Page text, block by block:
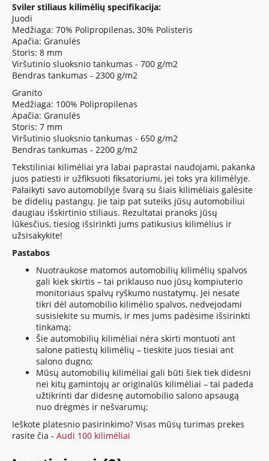
Sviler stiliaus kilimėlių specifikacija:
Juodi
Medžiaga: 70% Polipropilenas, 30% Polisteris
Apačia: Granulės
Storis: 8 mm
Viršutinio sluoksnio tankumas - 700 g/m2
Bendras tankumas - 2300 g/m2
Granito
Medžiaga: 100% Polipropilenas
Apačia: Granulės
Storis: 7 mm
Viršutinio sluoksnio tankumas - 650 g/m2
Bendras tankumas - 2200 g/m2
Tekstiliniai kilimėliai yra labai paprastai naudojami, pakanka
juos patiesti ir užfiksuoti fiksatoriumi, jei toks yra kilimėlyje.
Palaikyti savo automobilyje švarą su šiais kilimėliais galėsite
be didelių pastangų. Jie taip pat suteiks jūsų automobiliui
daugiau išskirtinio stiliaus. Rezultatai pranoks jūsų
lūkesčius, tiesiog išsirinkti jums patikusius kilimėlius ir
užsisakykite!
Pastabos
Nuotraukose matomos automobilių kilimėlių spalvos
gali kiek skirtis – tai priklauso nuo jūsų kompiuterio
monitoriaus spalvų ryškumo nustatymų. Jei nesate
tikri dėl automobilio kilimėlio spalvos, nedvejodami
susisiekite su mumis, ir mes jums padėsime išsirinkti
tinkamą;
Šie automobilių kilimėliai nėra skirti montuoti ant
salone patiestų kilimėlių – tieskite juos tiesiai ant
salono dugno;
Mūsų automobilių kilimėliai gali būti šiek tiek didesni
nei kitų gamintojų ar originalūs kilimėliai – tai padeda
užtikrinti dar didesnę automobilio salono apsaugą
nuo drėgmės ir nešvarumų;
Ieškote platesnio pasirinkimo? Visas mūsų turimas prekes
rasite čia -Audi 100 kilimėliai